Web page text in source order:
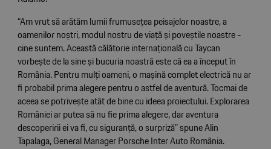
“Am vrut să arătăm lumii frumusețea peisajelor noastre, a
oamenilor noștri, modul nostru de viață și poveștile noastre -
cine suntem. Această călătorie internațională cu Taycan
vorbește de la sine și bucuria noastră este că ea a început în
România. Pentru mulți oameni, o mașină complet electrică nu ar
fi probabil prima alegere pentru o astfel de aventură. Tocmai de
aceea se potrivește atât de bine cu ideea proiectului. Explorarea
României ar putea să nu fie prima alegere, dar aventura
descoperirii ei va fi, cu siguranță, o surpriză” spune Alin
Tapalaga, General Manager Porsche Inter Auto România.